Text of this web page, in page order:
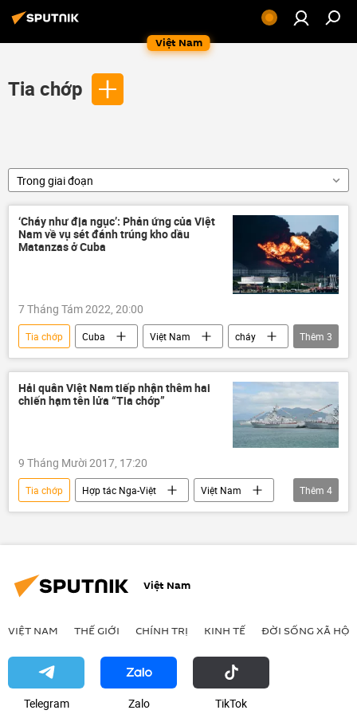
Việt Nam
Tia chớp
Trong giai đoạn
‘Cháy như địa ngục’: Phản ứng của Việt
Nam về vụ sét đánh trúng kho dầu
Matanzas ở Cuba
7 Tháng Tám 2022, 20:00
Tia chớp Cuba Việt Nam
cháy
phản ứng
Thế giới Xã hội
Thêm 3
Hải quân Việt Nam tiếp nhận thêm hai
chiến hạm tên lửa “Tia chớp”
9 Tháng Mười 2017, 17:20
Tia chớp Hợp tác Nga-Việt
Việt Nam
Xã hội
Hải quân Việt Nam
Thêm 4
Việt Nam
VIỆT NAM THẾ GIỚI CHÍNH TRỊ KINH TẾ ĐỜI SỐNG XÃ HỘI
Telegram Zalo ТikТоk